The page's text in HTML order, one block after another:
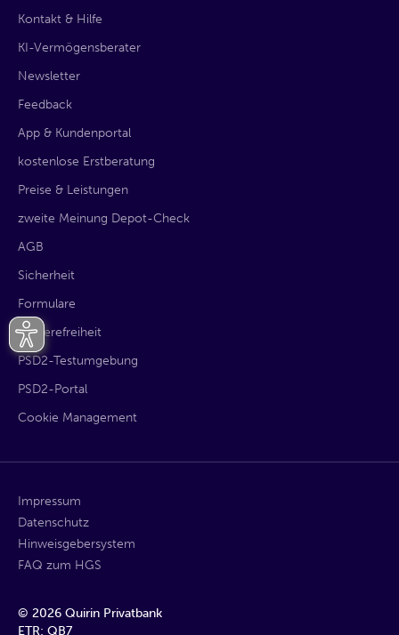
Kontakt & Hilfe
KI-Vermögensberater
Newsletter
Feedback
App & Kundenportal
kostenlose Erstberatung
Preise & Leistungen
zweite Meinung Depot-Check
AGB
Sicherheit
Formulare
Barrierefreiheit
PSD2-Testumgebung
PSD2-Portal
Cookie Management
© 2026 Quirin Privatbank
ETR: QB7
Impressum
Datenschutz
Hinweisgebersystem
FAQ zum HGS